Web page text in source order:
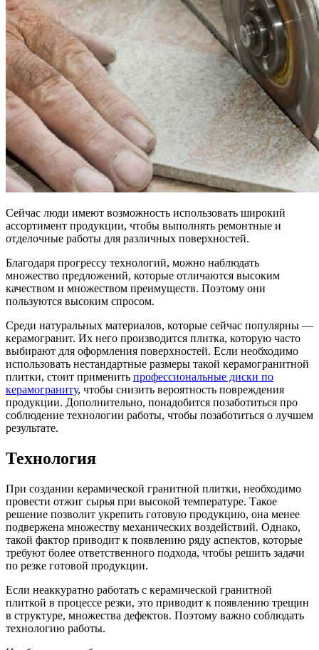
Сейчас люди имеют возможность использовать широкий
ассортимент продукции, чтобы выполнять ремонтные и
отделочные работы для различных поверхностей.
Благодаря прогрессу технологий, можно наблюдать
множество предложений, которые отличаются высоким
качеством и множеством преимуществ. Поэтому они
пользуются высоким спросом.
Среди натуральных материалов, которые сейчас популярны —
керамогранит. Их него производится плитка, которую часто
выбирают для оформления поверхностей. Если необходимо
использовать нестандартные размеры такой керамогранитной
плитки, стоит применить профессиональные диски по
керамограниту, чтобы снизить вероятность повреждения
продукции. Дополнительно, понадобится позаботиться про
соблюдение технологии работы, чтобы позаботиться о лучшем
результате.
Технология
При создании керамической гранитной плитки, необходимо
провести отжиг сырья при высокой температуре. Такое
решение позволит укрепить готовую продукцию, она менее
подвержена множеству механических воздействий. Однако,
такой фактор приводит к появлению ряду аспектов, которые
требуют более ответственного подхода, чтобы решить задачи
по резке готовой продукции.
Если неаккуратно работать с керамической гранитной
плиткой в процессе резки, это приводит к появлению трещин
в структуре, множества дефектов. Поэтому важно соблюдать
технологию работы.